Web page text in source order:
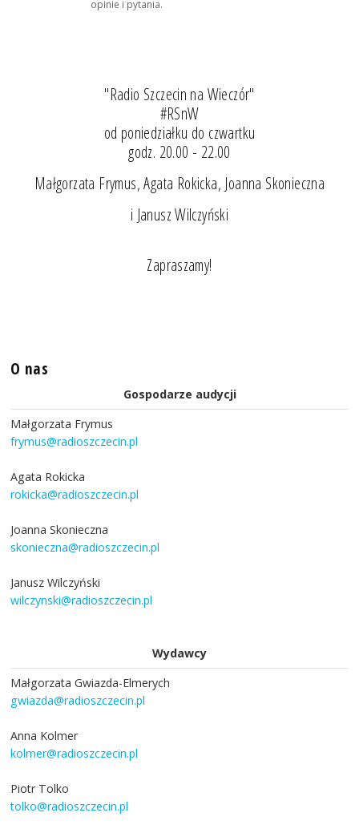
opinie i pytania.
"Radio Szczecin na Wieczór"
#RSnW
od poniedziałku do czwartku
godz. 20.00 - 22.00
Małgorzata Frymus, Agata Rokicka, Joanna Skonieczna
i Janusz Wilczyński
Zapraszamy!
O nas
Gospodarze audycji
Małgorzata Frymus
frymus@radioszczecin.pl
Agata Rokicka
rokicka@radioszczecin.pl
Joanna Skonieczna
skonieczna@radioszczecin.pl
Janusz Wilczyński
wilczynski@radioszczecin.pl
Wydawcy
Małgorzata Gwiazda-Elmerych
gwiazda@radioszczecin.pl
Anna Kolmer
kolmer@radioszczecin.pl
Piotr Tolko
tolko@radioszczecin.pl